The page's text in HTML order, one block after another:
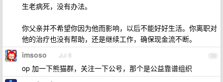
生老病死，没有办法。
你父亲并不希望你因为他而影响，以后不能好好生活。你离职对
他的治疗也没有帮助，还是继续工作，确保现金流不断。
74
imsoso Jul 8
op 加一下熊猫群，关注一下公号，那个是公益靠谱组织